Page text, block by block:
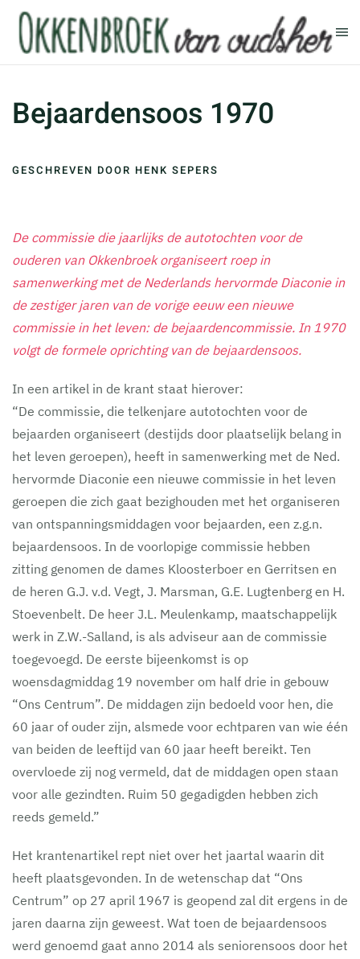
Terug naar hoofdinhoud
Bejaardensoos 1970
GESCHREVEN DOOR HENK SEPERS
De commissie die jaarlijks de autotochten voor de
ouderen van Okkenbroek organiseert roep in
samenwerking met de Nederlands hervormde Diaconie in
de zestiger jaren van de vorige eeuw een nieuwe
commissie in het leven: de bejaardencommissie. In 1970
volgt de formele oprichting van de bejaardensoos.
In een artikel in de krant staat hierover:
“De commissie, die telkenjare autotochten voor de
bejaarden organiseert (destijds door plaatselijk belang in
het leven geroepen), heeft in samenwerking met de Ned.
hervormde Diaconie een nieuwe commissie in het leven
geroepen die zich gaat bezighouden met het organiseren
van ontspanningsmiddagen voor bejaarden, een z.g.n.
bejaardensoos. In de voorlopige commissie hebben
zitting genomen de dames Kloosterboer en Gerritsen en
de heren G.J. v.d. Vegt, J. Marsman, G.E. Lugtenberg en H.
Stoevenbelt. De heer J.L. Meulenkamp, maatschappelijk
werk in Z.W.-Salland, is als adviseur aan de commissie
toegevoegd. De eerste bijeenkomst is op
woensdagmiddag 19 november om half drie in gebouw
“Ons Centrum”. De middagen zijn bedoeld voor hen, die
60 jaar of ouder zijn, alsmede voor echtparen van wie één
van beiden de leeftijd van 60 jaar heeft bereikt. Ten
overvloede zij nog vermeld, dat de middagen open staan
voor alle gezindten. Ruim 50 gegadigden hebben zich
reeds gemeld.”
Het krantenartikel rept niet over het jaartal waarin dit
heeft plaatsgevonden. In de wetenschap dat “Ons
Centrum” op 27 april 1967 is geopend zal dit ergens in de
jaren daarna zijn geweest. Wat toen de bejaardensoos
werd genoemd gaat anno 2014 als seniorensoos door het